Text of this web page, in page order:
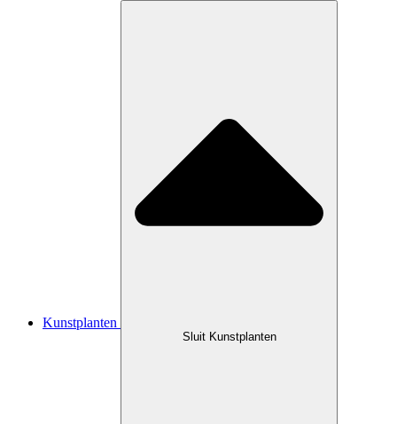
Kunstplanten
Sluit Kunstplanten